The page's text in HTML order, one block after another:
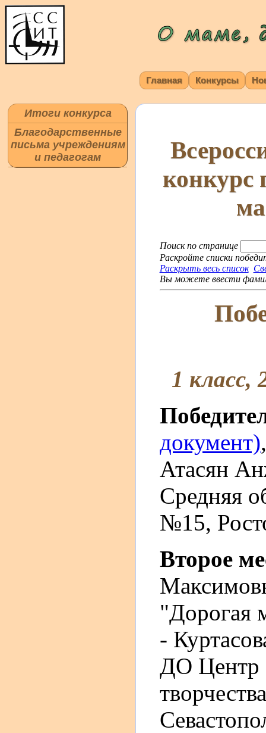
Главная Конкурсы
Итоги конкурса
Благодарственные
письма учреждениям
и педагогам
конкурс
Поиск по странице
Раскройте списки
Раскрыть весь список
Вы можете ввести
1 класс,
документ)
Атасян
Средняя
№15,
Второе
"Дорогая
-
ДО Центр